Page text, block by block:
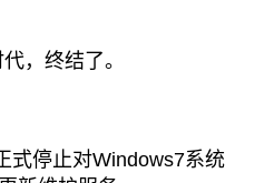
，终结了。
停止对Windows7系统